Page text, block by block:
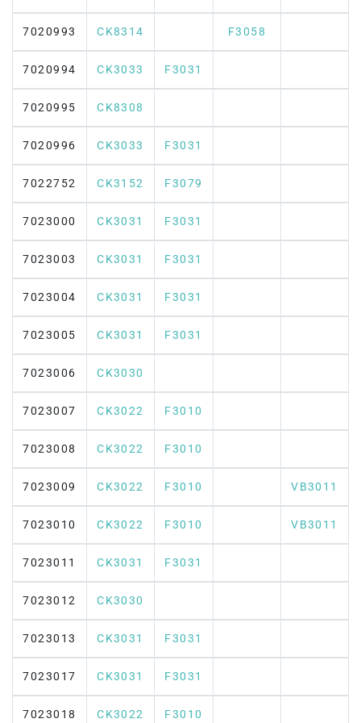
7020993 CK8314 F3058
7020994 CK3033 F3031
7020995 CK8308
7020996 CK3033 F3031
7022752 CK3152 F3079
7023000 CK3031 F3031
7023003 CK3031 F3031
7023004 CK3031 F3031
7023005 CK3031 F3031
7023006 CK3030
7023007 CK3022 F3010
7023008 CK3022 F3010
7023009 CK3022 F3010 VB3011
7023010 CK3022 F3010 VB3011
7023011 CK3031 F3031
7023012 CK3030
7023013 CK3031 F3031
7023017 CK3031 F3031
7023018 CK3022 F3010